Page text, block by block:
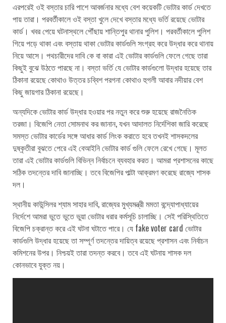
এরপরেই ওই বস্তার চারি পাশে আবর্জনার মধ্যে বেশ কয়েকটি ভোটার কার্ড দেখতে
পায় তারা। পরবর্তীকালে ওই বস্তা খুলে দেখে বস্তার মধ্যে ভর্তি রয়েছে ভোটার
কার্ড। খবর পেয়ে ঘটনাস্থলে পৌঁছায় শান্তিপুর থানার পুলিশ। পরবর্তীকালে পুলিশ
গিয়ে পড়ে থাকা এবং বস্তায় থাকা ভোটার কার্ডগুলি সংগ্রহ করে উদ্ধার করে থানায়
নিয়ে আসে। পথচারীদের দাবি কে বা কারা এই ভোটার কার্ডগুলি ফেলে গেছে তারা
কিছুই বুঝে উঠতে পারছে না। বস্তা ভর্তি যে ভোটার কার্ডগুলো উদ্ধার হয়েছে তার
ঠিকানা রয়েছে কোথাও উত্তর চব্বিশ পরগনা কোথাও হুগলী আবার নদীয়ার বেশ
কিছু জায়গার ঠিকানা রয়েছে।
অন্যদিকে ভোটার কার্ড উদ্ধার হওয়ার পর নতুন করে শুরু হয়েছে রাজনৈতিক
তরজা। বিজেপি নেতা সোমনাথ কর জানান, যখন আদালত নির্দেশিকা জারি করেছে
সমস্ত ভোটার কার্ডের সঙ্গে আধার কার্ড লিংক করাতে হবে তখনই শাসকদলের
দুষ্কৃতীরা বুঝতে পেরে এই বেআইনি ভোটার কার্ড গুলি ফেলে রেখে গেছে। মূলত
তারা এই ভোটার কার্ডগুলি বিভিন্ন নির্বাচনে ব্যবহার করত। আমরা প্রশাসনের কাছে
সঠিক তদন্তের দাবি জানাচ্ছি। তবে বিজেপির পাল্টা আক্রমণ করেছে রাজ্যে শাসক
দল।
স্থানীয় কাউন্সিলর শ্যাম সাহার দাবি, রাজ্যের মুখ্যমন্ত্রী মমতা বন্দ্যোপাধ্যায়ের
নির্দেশে আমরা ভুতে ভুতে ভুয়া ভোটার ধরার কর্মসূচি চালাচ্ছি। সেই পরিস্থিতিতে
বিজেপি চক্রান্ত করে এই ঘটনা ঘটাতে পারে। যে fake voter card ভোটার
কার্ডগুলি উদ্ধার হয়েছে তা সম্পূর্ণ তদন্তের দায়িত্ব রয়েছে প্রশাসন এবং নির্বাচন
কমিশনের উপর। নিশ্চয়ই তারা তদন্ত করবে। তবে এই ঘটনায় শাসক দল
কোনভাবে যুক্ত নয়।